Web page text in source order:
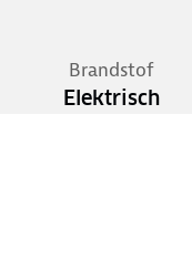
Brandstof
Elektrisch